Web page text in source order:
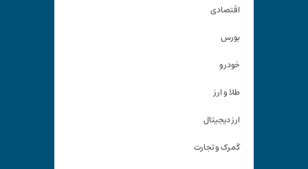
اقتصادی
بورس
خودرو
طلا و ارز
ارز دیجیتال
گمرک و تجارت